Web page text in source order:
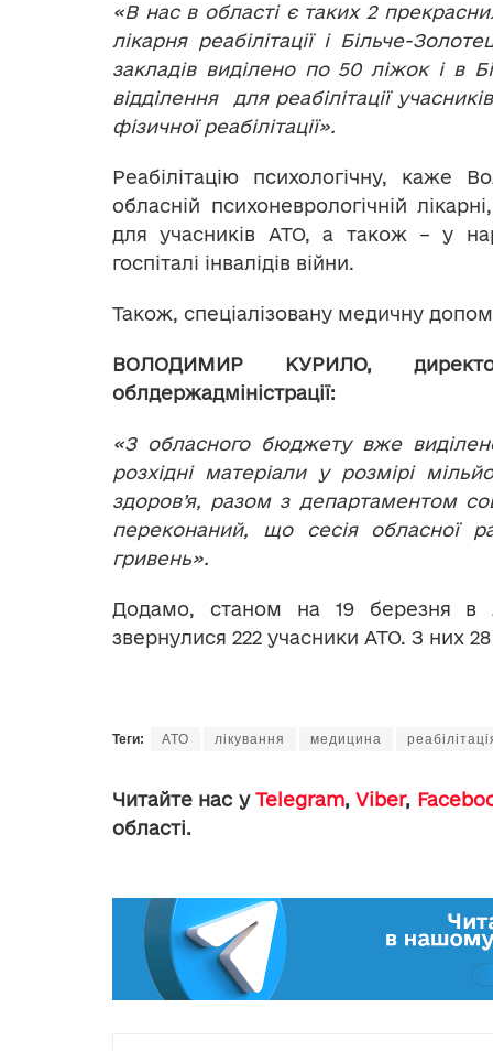
«В нас в області є таких 2
лікарня реабілітації і Більче-
закладів виділено по 50 ліжок і в
відділення для реабілітації
фізичної реабілітації».
Реабілітацію психологічну, каже
обласній психоневрологічній
для учасників АТО, а також – у
госпіталі інвалідів війни.
Також, спеціалізовану медичну
ВОЛОДИМИР КУРИЛО,
облдержадміністрації:
«З обласного бюджету вже
розхідні матеріали у розмірі
здоров’я, разом з департаментом
переконаний, що сесія обласної
гривень».
Додамо, станом на 19 березня в
звернулися 222 учасники АТО. З них
Теги: АТО лікування медицина
Читайте нас уTelegram,Viber,
області.